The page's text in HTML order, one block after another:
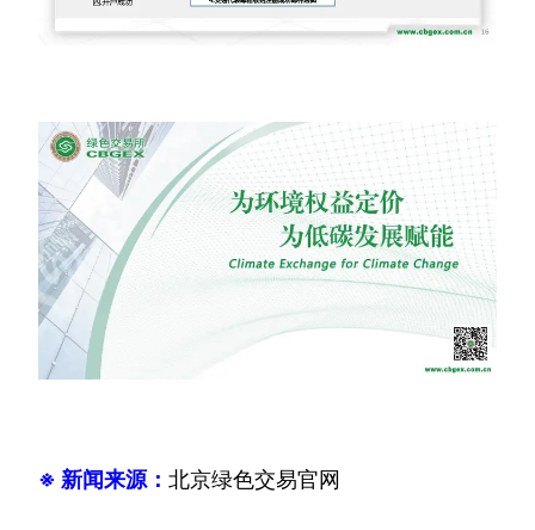
※ 新闻来源： 北京绿色交易官网